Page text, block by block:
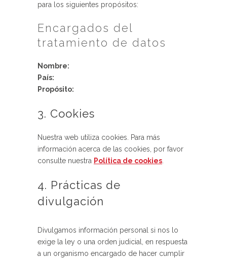
para los siguientes propósitos:
Encargados del
tratamiento de datos
Nombre:
País:
Propósito:
3. Cookies
Nuestra web utiliza cookies. Para más
información acerca de las cookies, por favor
consulte nuestra Política de cookies
4. Prácticas de
divulgación
Divulgamos información personal si nos lo
exige la ley o una orden judicial, en respuesta
a un organismo encargado de hacer cumplir